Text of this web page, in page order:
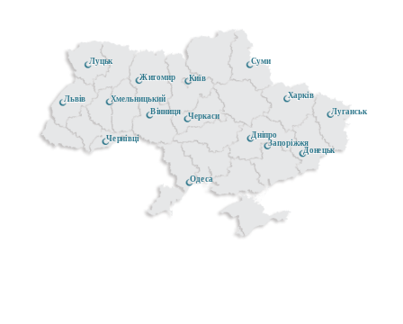
Донецьк
Житомир
Черкаси
Чернівці
Київ
Луганськ
Хмельницький
Луцьк
Дніпро
Одеса
Суми
Вінниця
Запоріжжя
Львів Харків